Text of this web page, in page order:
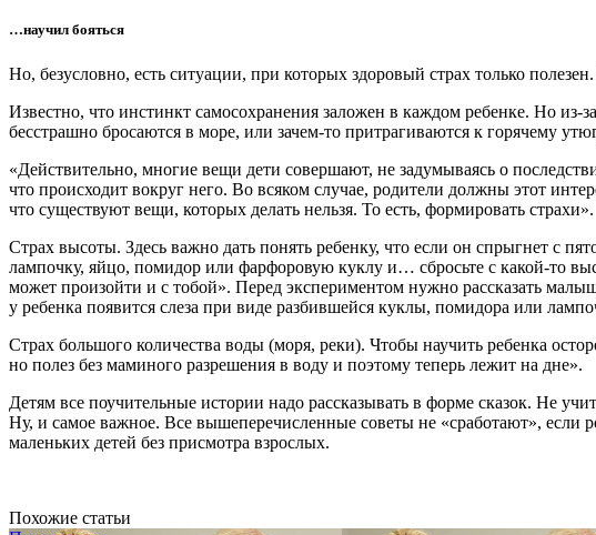
…научил бояться
Но, безусловно, есть ситуации, при которых здоровый страх только
Известно, что инстинкт самосохранения заложен в каждом ребенке. Но
бесстрашно бросаются в море, или зачем-то притрагиваются к горячему
«Действительно, многие вещи дети совершают, не задумываясь о
что происходит вокруг него. Во всяком случае, родители должны этот
что существуют вещи, которых делать нельзя. То есть, формировать страхи».
Страх высоты. Здесь важно дать понять ребенку, что если он спрыгнет с
лампочку, яйцо, помидор или фарфоровую куклу и… сбросьте с какой-то
может произойти и с тобой». Перед экспериментом нужно рассказать
у ребенка появится слеза при виде разбившейся куклы, помидора или
Страх большого количества воды (моря, реки). Чтобы научить ребенка
но полез без маминого разрешения в воду и поэтому теперь лежит на дне».
Детям все поучительные истории надо рассказывать в форме сказок. Не
Ну, и самое важное. Все вышеперечисленные советы не «сработают», если
маленьких детей без присмотра взрослых.
Похожие статьи